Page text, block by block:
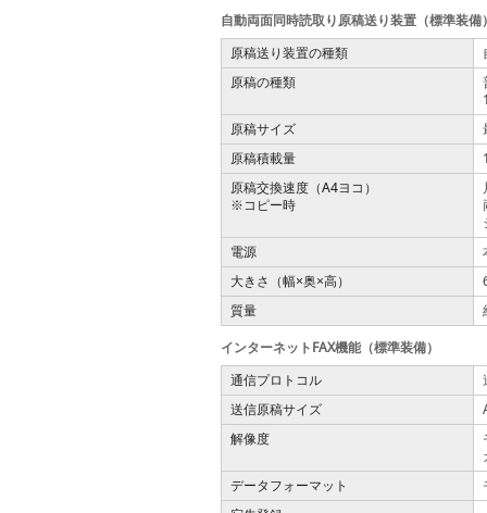
自動両面同時読取り原稿送り装置（標準装備
原稿送り装置の種類
原稿の種類
原稿サイズ
原稿積載量
原稿交換速度（A4ヨコ）
※コピー時
電源
大きさ（幅×奥×高）
質量
インターネットFAX機能（標準装備）
通信プロトコル
送信原稿サイズ
解像度
データフォーマット